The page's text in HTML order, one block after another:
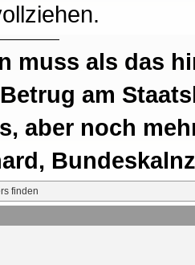
muss als das
am
aber noch